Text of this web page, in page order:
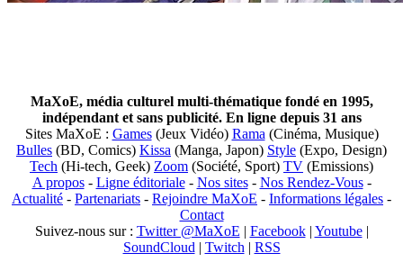
MaXoE, média culturel multi-thématique fondé en 1995,
indépendant et sans publicité. En ligne depuis 31 ans
Sites MaXoE : Games(Jeux Vidéo) Rama (Cinéma, Musique)
Bulles (BD, Comics) Kissa (Manga, Japon) Style (Expo, Design)
Tech (Hi-tech, Geek) Zoom (Société, Sport) TV (Emissions)
A propos- Ligne éditoriale- Nos sites- Nos Rendez-Vous-
Actualité - Partenariats - Rejoindre MaXoE - Informations légales -
Contact
Suivez-nous sur : Twitter @MaXoE | Facebook| Youtube|
SoundCloud | Twitch | RSS